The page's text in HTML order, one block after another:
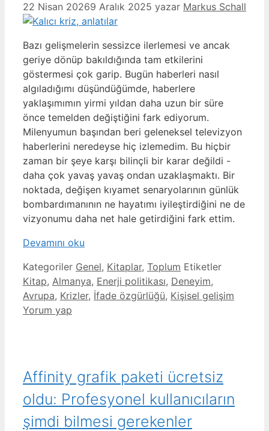
22 Nisan 20269 Aralık 2025 yazar Markus Schall
Bazı gelişmelerin sessizce ilerlemesi ve ancak
geriye dönüp bakıldığında tam etkilerini
göstermesi çok garip. Bugün haberleri nasıl
algıladığımı düşündüğümde, haberlere
yaklaşımımın yirmi yıldan daha uzun bir süre
önce temelden değiştiğini fark ediyorum.
Milenyumun başından beri geleneksel televizyon
haberlerini neredeyse hiç izlemedim. Bu hiçbir
zaman bir şeye karşı bilinçli bir karar değildi -
daha çok yavaş yavaş ondan uzaklaşmaktı. Bir
noktada, değişen kıyamet senaryolarının günlük
bombardımanının ne hayatımı iyileştirdiğini ne de
vizyonumu daha net hale getirdiğini fark ettim.
Devamını oku
Kategoriler Genel, Kitaplar, Toplum Etiketler
Kitap, Almanya, Enerji politikası, Deneyim,
Avrupa, Krizler, İfade özgürlüğü, Kişisel gelişim
Yorum yap
Affinity grafik paketi ücretsiz
oldu: Profesyonel kullanıcıların
şimdi bilmesi gerekenler